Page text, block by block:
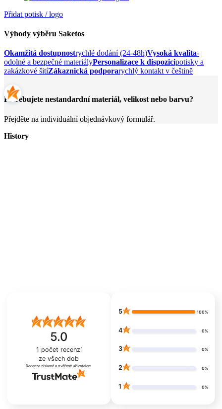
Přidat potisk / logo
Výhody výběru Saketos
Okamžitá dostupnostrychlé dodání (24-48h)Vysoká kvalita-
odolné a bezpečné materiályPersonalizace k dispozicipotisky a
zakázkové šitíZákaznická podporarychlý kontakt v češtině
Potřebujete nestandardní materiál, velikost nebo barvu?
Přejděte na individuální objednávkový formulář.
History
5.0
1 počet recenzí
ze všech dob
Recenze získané a ověřené uživatelem
5 100%
4 0%
3 0%
2 0%
1 0%